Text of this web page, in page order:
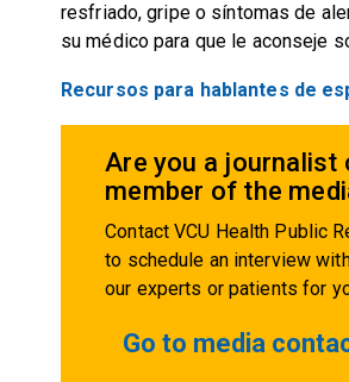
resfriado, gripe o síntomas de
su médico para que le aconseje
Recursos para hablantes de
Are you a journalist
member of the
Contact VCU Health Public
to schedule an interview
our experts or patients for
Go to media